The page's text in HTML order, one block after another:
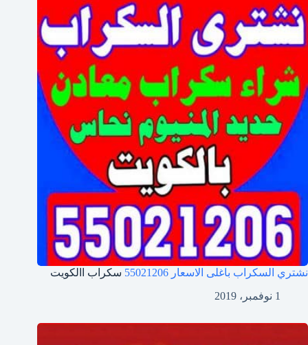
نشتري السكراب باغلى الاسعار 55021206 سكراب االكويت
1 نوفمبر، 2019